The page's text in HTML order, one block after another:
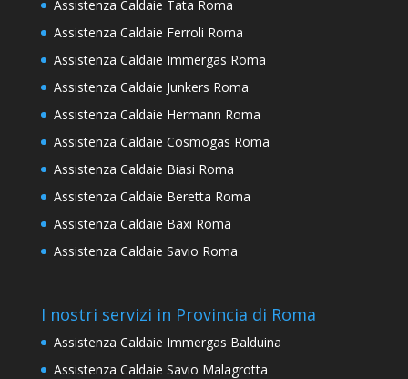
Assistenza Caldaie Tata Roma
Assistenza Caldaie Ferroli Roma
Assistenza Caldaie Immergas Roma
Assistenza Caldaie Junkers Roma
Assistenza Caldaie Hermann Roma
Assistenza Caldaie Cosmogas Roma
Assistenza Caldaie Biasi Roma
Assistenza Caldaie Beretta Roma
Assistenza Caldaie Baxi Roma
Assistenza Caldaie Savio Roma
I nostri servizi in Provincia di Roma
Assistenza Caldaie Immergas Balduina
Assistenza Caldaie Savio Malagrotta